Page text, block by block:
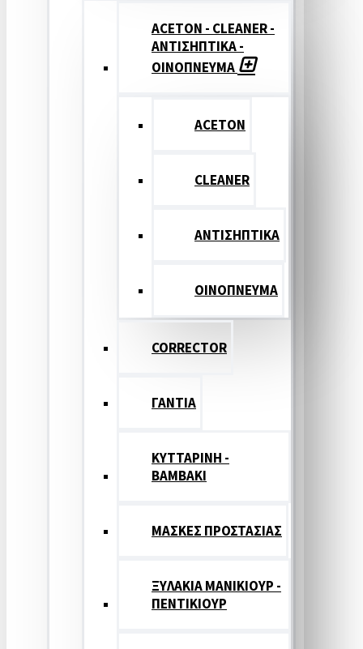
ACETON - CLEANER -
ΑΝΤΙΣΗΠΤΙΚΑ -
ΟΙΝΟΠΝΕΥΜΑ
ACETON
CLEANER
ΑΝΤΙΣΗΠΤΙΚΑ
ΟΙΝΟΠΝΕΥΜΑ
CORRECTOR
ΓΑΝΤΙΑ
ΚΥΤΤΑΡΙΝΗ -
ΒΑΜΒΑΚΙ
ΜΑΣΚΕΣ ΠΡΟΣΤΑΣΙΑΣ
ΞΥΛΑΚΙΑ ΜΑΝΙΚΙΟΥΡ -
ΠΕΝΤΙΚΙΟΥΡ